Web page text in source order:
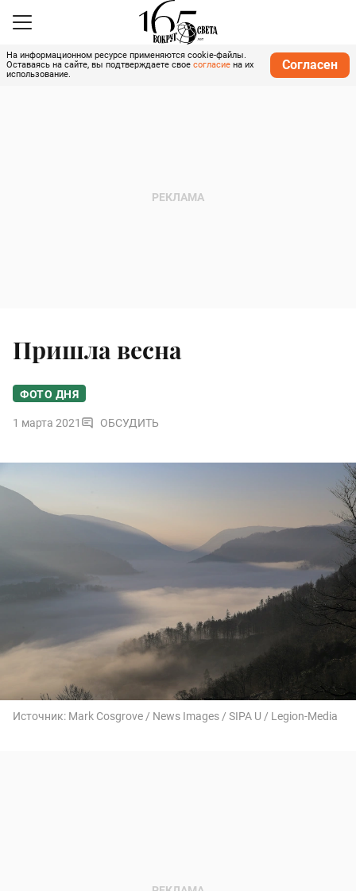
На информационном ресурсе применяются cookie-файлы.
Оставаясь на сайте, вы подтверждаете свое согласие на их
использование.
Согласен
Пришла весна
ФОТО ДНЯ
1 марта 2021 ОБСУДИТЬ
Источник: Mark Cosgrove / News Images / SIPA U / Legion-Media